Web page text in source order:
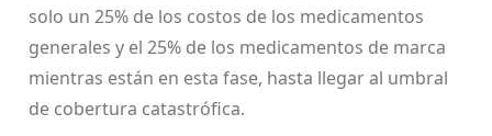
solo un 25% de los costos de los medicamentos
generales y el 25% de los medicamentos de marca
mientras están en esta fase, hasta llegar al umbral
de cobertura catastrófica.